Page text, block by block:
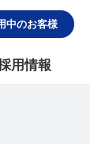
中のお客様
用情報